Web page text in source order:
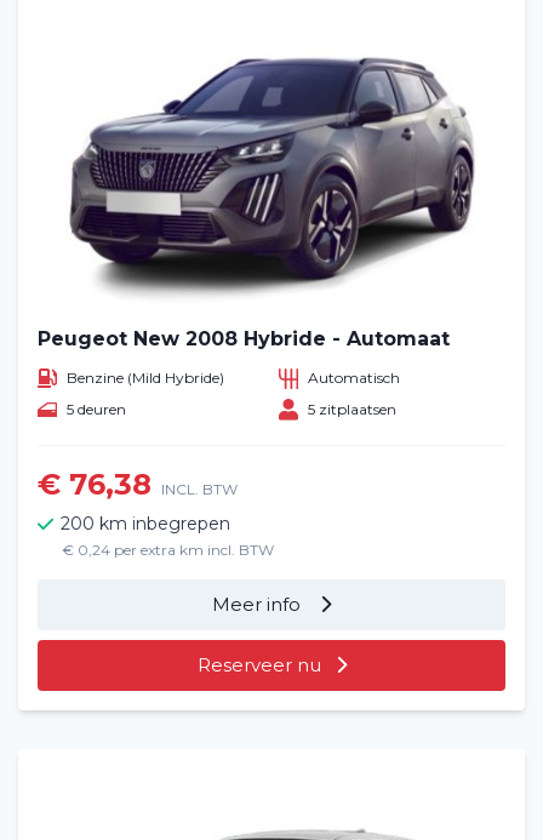
Peugeot New 2008 Hybride - Automaat
Benzine (Mild Hybride)
Automatisch
5 deuren
5 zitplaatsen
€ 76,38 INCL. BTW
200 km inbegrepen
€ 0,24 per extra km incl. BTW
Meer info
Reserveer nu